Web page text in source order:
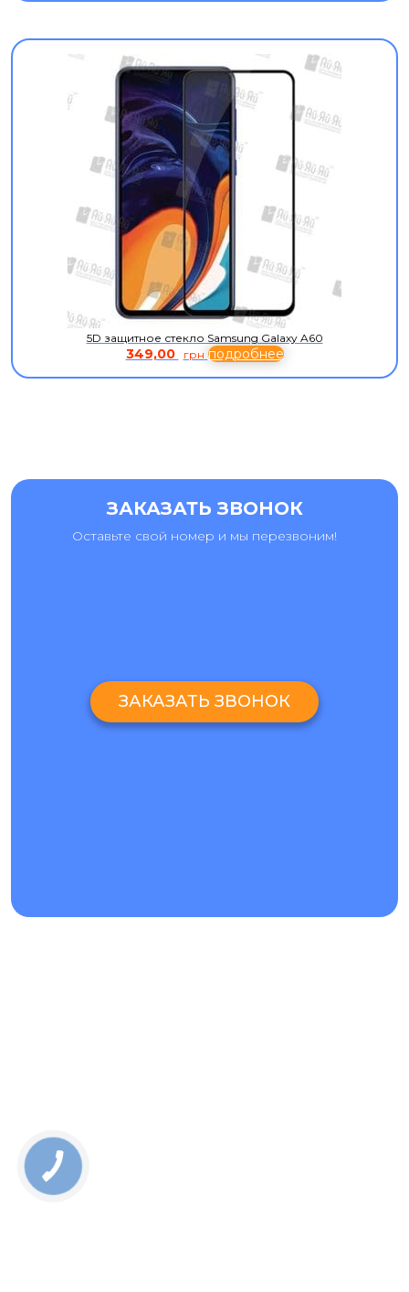
5D защитное стекло Samsung Galaxy A60
349,00 грн подробнее
ЗАКАЗАТЬ ЗВОНОК
Оставьте свой номер и мы перезвоним!
ЗАКАЗАТЬ ЗВОНОК